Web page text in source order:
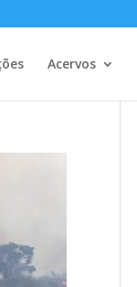
Acervos